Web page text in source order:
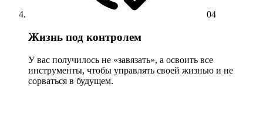
04
Жизнь под контролем
У вас получилось не «завязать», а освоить все
инструменты, чтобы управлять своей жизнью и не
сорваться в будущем.